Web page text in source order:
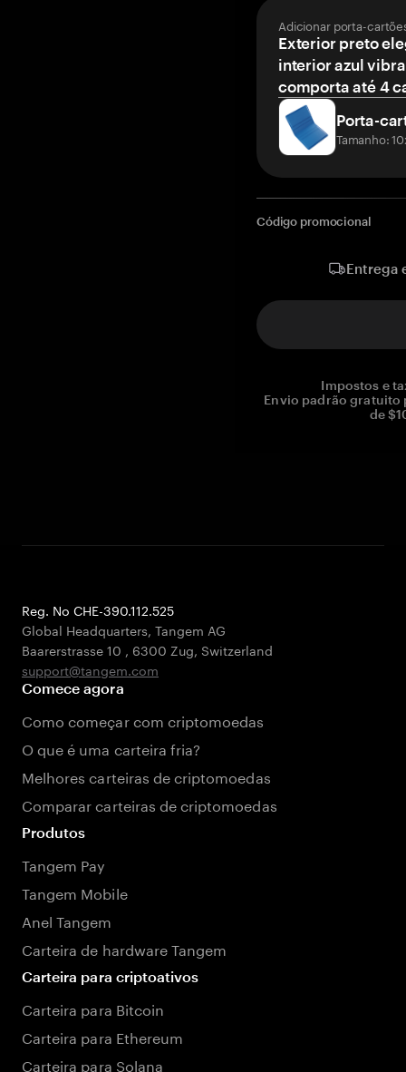
Adicionar porta-
Exterior preto
interior azul
comporta até 4
Porta-
Tamanho:
Código promocional
Entrega
Impostos e
Envio padrão gratuito
de
Reg. No CHE-390.112.525
Global Headquarters, Tangem AG
Baarerstrasse 10 , 6300 Zug, Switzerland
support@tangem.com
Comece agora
Como começar com criptomoedas
O que é uma carteira fria?
Melhores carteiras de criptomoedas
Comparar carteiras de criptomoedas
Produtos
Tangem Pay
Tangem Mobile
Anel Tangem
Carteira de hardware Tangem
Carteira para criptoativos
Carteira para Bitcoin
Carteira para Ethereum
Carteira para Solana